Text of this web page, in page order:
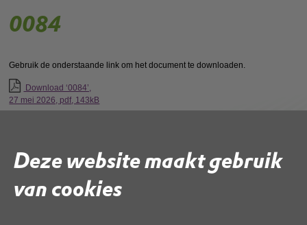
Deze website maakt gebruik
van cookies
0084
Gebruik de onderstaande link om het document te downloaden.
Download ‘0084’,
27 mei 2026, pdf, 143kB